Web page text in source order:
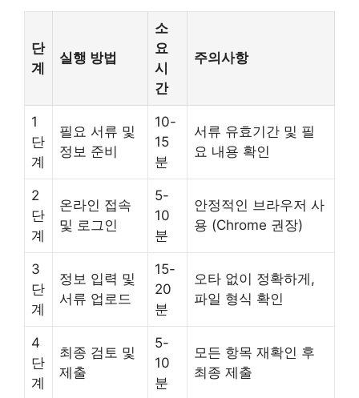
단
계
실행 방법
소
요
시
간
주의사항
1
단
계
필요 서류 및
정보 준비
10-
15
분
서류 유효기간 및 필
요 내용 확인
2
단
계
온라인 접속
및 로그인
5-
10
분
안정적인 브라우저 사
용 (Chrome 권장)
3
단
계
정보 입력 및
서류 업로드
15-
20
분
오타 없이 정확하게,
파일 형식 확인
4
단
계
최종 검토 및
제출
5-
10
분
모든 항목 재확인 후
최종 제출